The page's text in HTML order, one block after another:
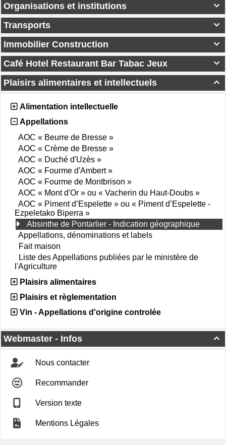

Organisations et institutions

Transports

Immobilier Construction

Café Hotel Restaurant Bar Tabac Jeux

Plaisirs alimentaires et intellectuels
Alimentation intellectuelle
Appellations
AOC « Beurre de Bresse »
AOC « Crème de Bresse »
AOC « Duché d'Uzès »
AOC « Fourme d'Ambert »
AOC « Fourme de Montbrison »
AOC « Mont d'Or » ou « Vacherin du Haut-Doubs »
AOC « Piment d’Espelette » ou « Piment d’Espelette -
Ezpeletako Biperra »
Absinthe de Pontarlier - Indication géographique
Appellations, dénominations et labels
Fait maison
Liste des Appellations publiées par le ministère de
l'Agriculture
Plaisirs alimentaires
Plaisirs et règlementation
Vin - Appellations d'origine controlée

Webmaster - Infos
Nous contacter
Recommander
Version texte
Mentions Légales